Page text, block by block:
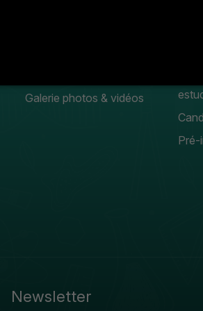
Galerie photos & vidéos
Pré-
Newsletter